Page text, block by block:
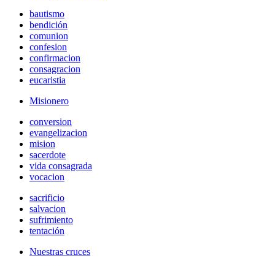
bautismo
bendición
comunion
confesion
confirmacion
consagracion
eucaristia
Misionero
conversion
evangelizacion
mision
sacerdote
vida consagrada
vocacion
sacrificio
salvacion
sufrimiento
tentación
Nuestras cruces